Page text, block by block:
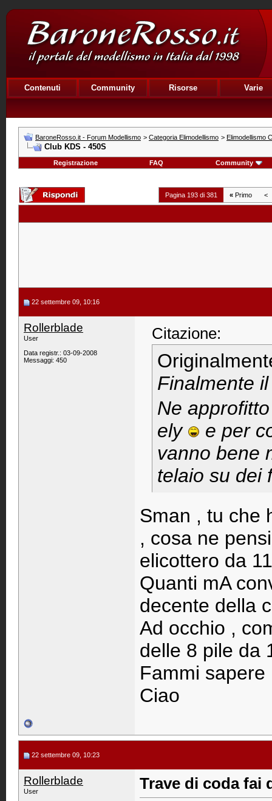
Contenuti Community Risorse Varie
BaroneRosso.it - Forum Modellismo > Categoria Elimodellismo > Elimodellismo
Club KDS - 450S
Registrazione FAQ Community
Pagina 193 di 381 « Primo <
22 settembre 09, 10:16
Rollerblade
User
Data registr.: 03-09-2008
Messaggi: 450
Citazione:
Finalmente
Ne
ely
e per
vanno bene
telaio su dei
Sman , tu che
, cosa ne
elicottero da
Quanti mA
decente della
Ad occhio ,
delle 8 pile da
Fammi sapere
Ciao
22 settembre 09, 10:23
Rollerblade
User
Trave di coda fai